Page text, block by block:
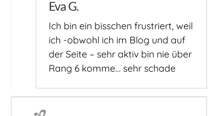
Eva G.
Ich bin ein bisschen frustriert, weil
ich -obwohl ich im Blog und auf
der Seite – sehr aktiv bin nie über
Rang 6 komme… sehr schade